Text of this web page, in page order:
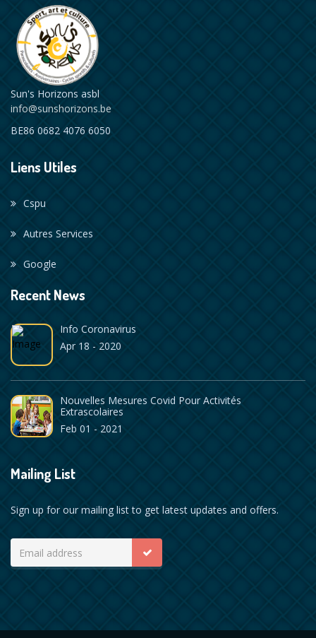
Sun's Horizons asbl
info@sunshorizons.be
BE86 0682 4076 6050
Liens Utiles
Cspu
Autres Services
Google
Recent News
Info Coronavirus
Apr 18 - 2020
Nouvelles Mesures Covid Pour Activités
Extrascolaires
Feb 01 - 2021
Mailing List
Sign up for our mailing list to get latest updates and offers.